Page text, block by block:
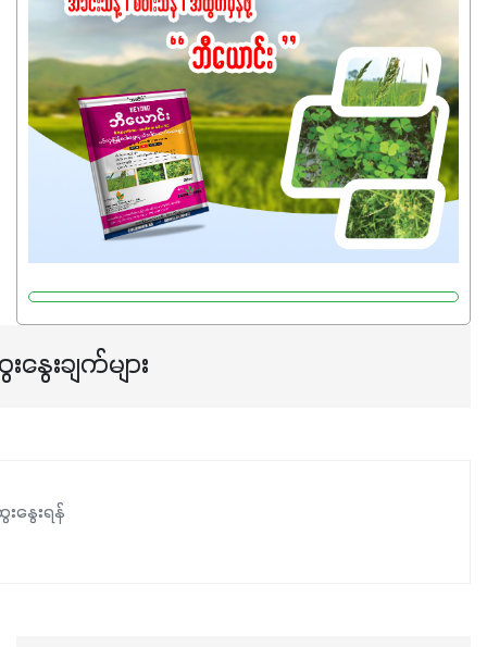
အရည်အသွေးစိတ်ချရတဲ့ သွင်းအားစုပစ္စည်းတွေကိုပဲ ရွေးချယ်
သုံးသင့်ပါတယ်။
နွေးချက်များ
နွေးရန်